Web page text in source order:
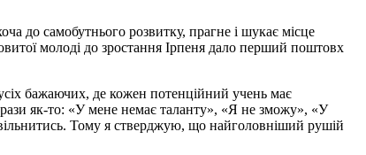
до самобутнього розвитку, прагне і шукає місце
молоді до зростання Ірпеня дало перший поштовх
бажаючих, де кожен потенційний учень має
як-то: «У мене немає таланту», «Я не зможу», «У
Тому я стверджую, що найголовніший рушій